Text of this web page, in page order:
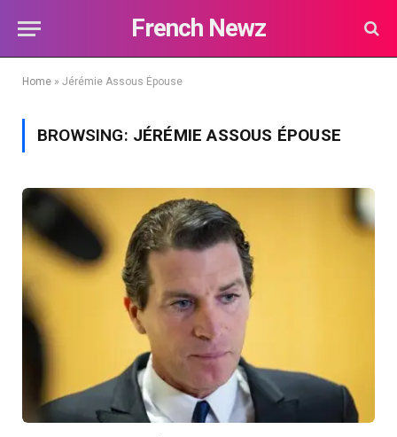
French Newz
Home » Jérémie Assous Épouse
BROWSING: JÉRÉMIE ASSOUS ÉPOUSE